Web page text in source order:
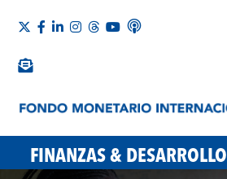
FINANZAS & DESARROLLO